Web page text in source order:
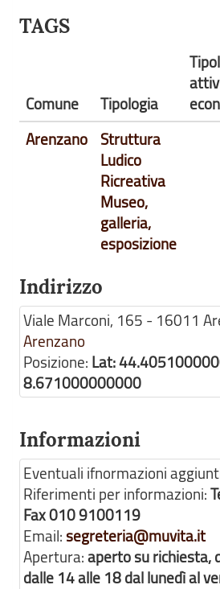
TAGS
Comune Tipologia
Arenzano
Struttura
Ludico
Ricreativa
Museo,
galleria,
esposizione
Indirizzo
Viale Marconi, 165 - 16011
Arenzano
Posizione: Lat:
8.671000000000
Informazioni
Eventuali ifnormazioni
Riferimenti per informazioni:
Fax 010 9100119
Email:segreteria@muvita.it
Apertura:aperto su richiesta,
dalle 14 alle 18 dal lunedì al